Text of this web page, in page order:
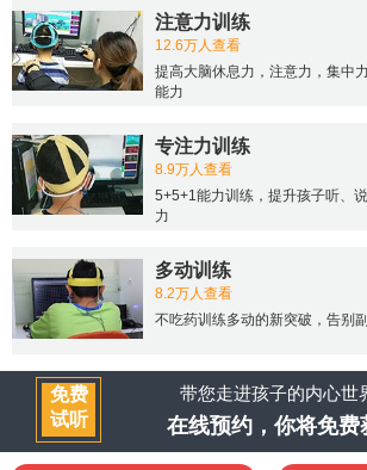
注意力训练
12.6万人查看
提高大脑休息力，注意力，集中
能力
专注力训练
8.9万人查看
5+5+1能力训练，提升孩子听、
力
多动训练
8.2万人查看
不吃药训练多动的新突破，告别
带您走进孩子的内心世
在线预约，你将免费
免费
试听